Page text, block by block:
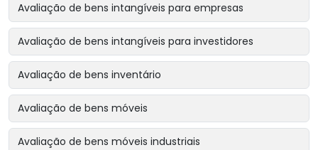
Avaliação de bens intangíveis para empresas
Avaliação de bens intangíveis para investidores
Avaliação de bens inventário
Avaliação de bens móveis
Avaliação de bens móveis industriais